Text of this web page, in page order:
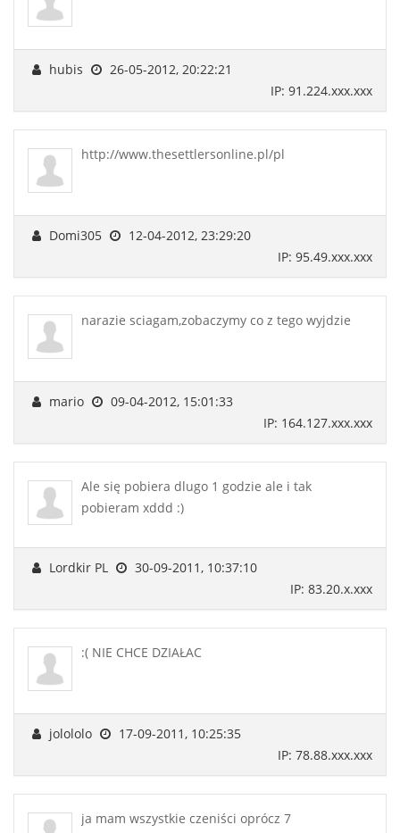
hubis
26-05-2012, 20:22:21
IP: 91.224.xxx.xxx
http://www.thesettlersonline.pl/pl
Domi305
12-04-2012, 23:29:20
IP: 95.49.xxx.xxx
narazie sciagam,zobaczymy co z tego wyjdzie
mario
09-04-2012, 15:01:33
IP: 164.127.xxx.xxx
Ale się pobiera dlugo 1 godzie ale i tak
pobieram xddd :)
Lordkir PL
30-09-2011, 10:37:10
IP: 83.20.x.xxx
:( NIE CHCE DZIAŁAC
jolololo
17-09-2011, 10:25:35
IP: 78.88.xxx.xxx
ja mam wszystkie czeniści oprócz 7